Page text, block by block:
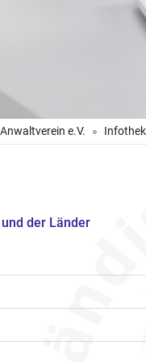
e.V. Infothek
der Länder